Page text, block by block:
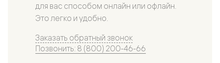
для вас способом онлайн или офлайн.
Это легко и удобно.
Заказать обратный звонок
Позвонить: 8 (800) 200-46-66